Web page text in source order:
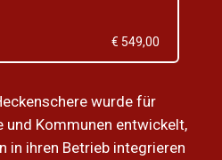
€ 549,00
wurde für
Kommunen entwickelt,
in ihren Betrieb integrieren